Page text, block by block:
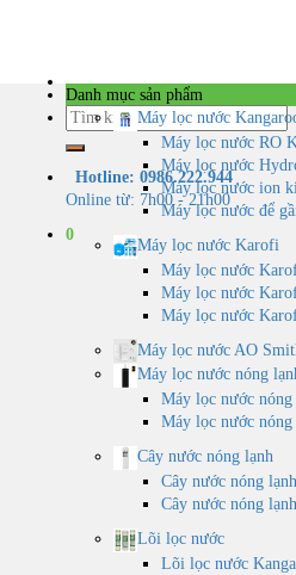
Tìm
Hotline: 0986.222.944
Online từ: 7h00 - 21h00
0
Danh mục sản phẩm
Máy lọc nước
Máy lọc nước RO
Máy lọc nước
Máy lọc nước ion
Máy lọc nước để
Máy lọc nước Karofi
Máy lọc nước
Máy lọc nước
Máy lọc nước
Máy lọc nước AO
Máy lọc nước nóng
Máy lọc nước
Máy lọc nước
Cây nước nóng lạnh
Cây nước nóng
Cây nước nóng
Lõi lọc nước
Lõi lọc nước